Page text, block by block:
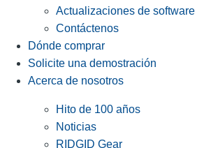
Actualizaciones de software
Contáctenos
Dónde comprar
Solicite una demostración
Acerca de nosotros
Hito de 100 años
Noticias
RIDGID Gear